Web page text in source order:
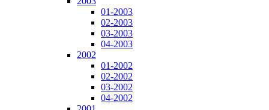
01-2003
02-2003
03-2003
04-2003
2002
01-2002
02-2002
03-2002
04-2002